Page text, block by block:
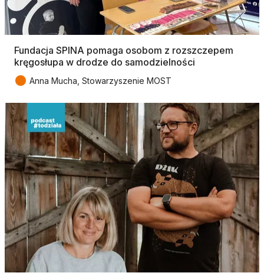
Fundacja SPINA pomaga osobom z rozszczepem
kręgosłupa w drodze do samodzielności
● Anna Mucha, Stowarzyszenie MOST